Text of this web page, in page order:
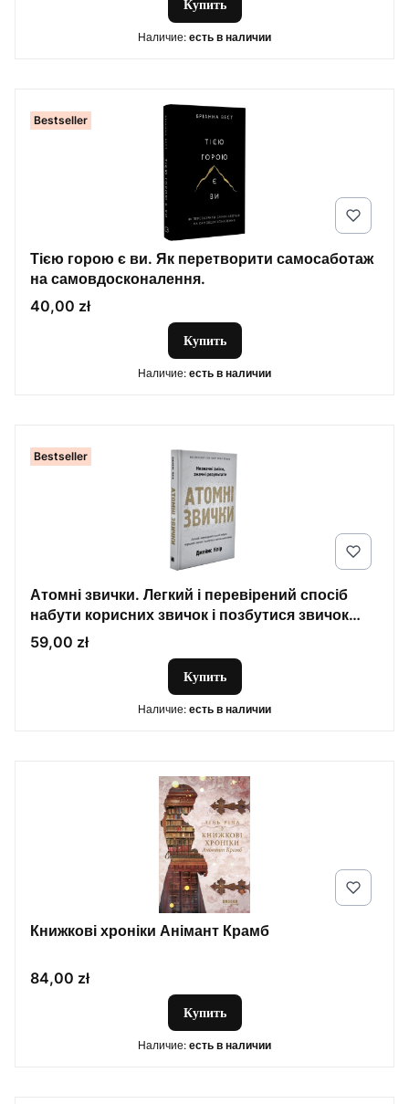
Купить
Наличие: есть в наличии
Bestseller
Тією горою є ви. Як перетворити самосаботаж
на самовдосконалення.
Цена
40,00 zł
Купить
Наличие: есть в наличии
Bestseller
Атомні звички. Легкий і перевірений спосіб
набути корисних звичок і позбутися звичок
шкідливих
Цена
59,00 zł
Купить
Наличие: есть в наличии
Книжкові хроніки Анімант Крамб
Цена
84,00 zł
Купить
Наличие: есть в наличии